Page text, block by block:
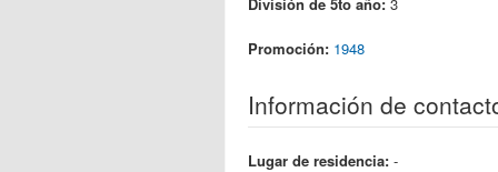
Promoción: 1948
Información de
Lugar de residencia: -